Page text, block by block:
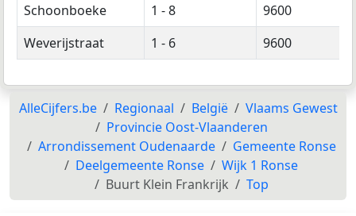
Schoonboeke
1 - 8
9600
Weverijstraat
1 - 6 9600
AlleCijfers.be Regionaal België
Vlaams Gewest
Provincie Oost-Vlaanderen
Arrondissement Oudenaarde
Gemeente Ronse
Deelgemeente Ronse
Wijk 1 Ronse
Buurt Klein Frankrijk
Top